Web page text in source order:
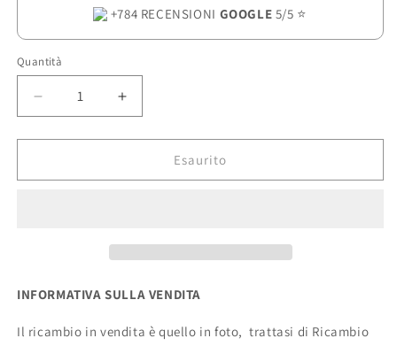
+784 RECENSIONI GOOGLE 5/5 ⭐
Quantità
Quantità
Diminuisci
quantità
per
anteriore
pin)
Aumenta
quantità
per
Serratura
anteriore
pin)
Esaurito
INFORMATIVA SULLA VENDITA
Il ricambio in vendita è quello in foto, trattasi di Ricambio